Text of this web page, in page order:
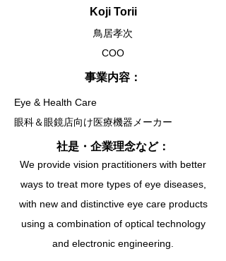
Koji Torii
鳥居孝次
COO
​事業内容：
Eye & Health Care
眼科＆眼鏡店向け医療機器メーカー
​社是・企業理念など：
We provide vision practitioners with better
ways to treat more types of eye diseases,
with new and distinctive eye care products
using a combination of optical technology
and electronic engineering.